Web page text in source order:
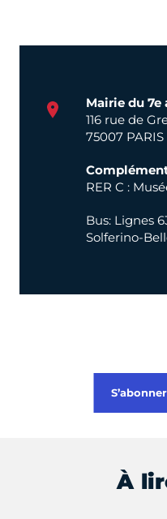
Mairie du
116 rue de
75007 PARIS
RER C :
Bus: Lignes
Solferino-
À